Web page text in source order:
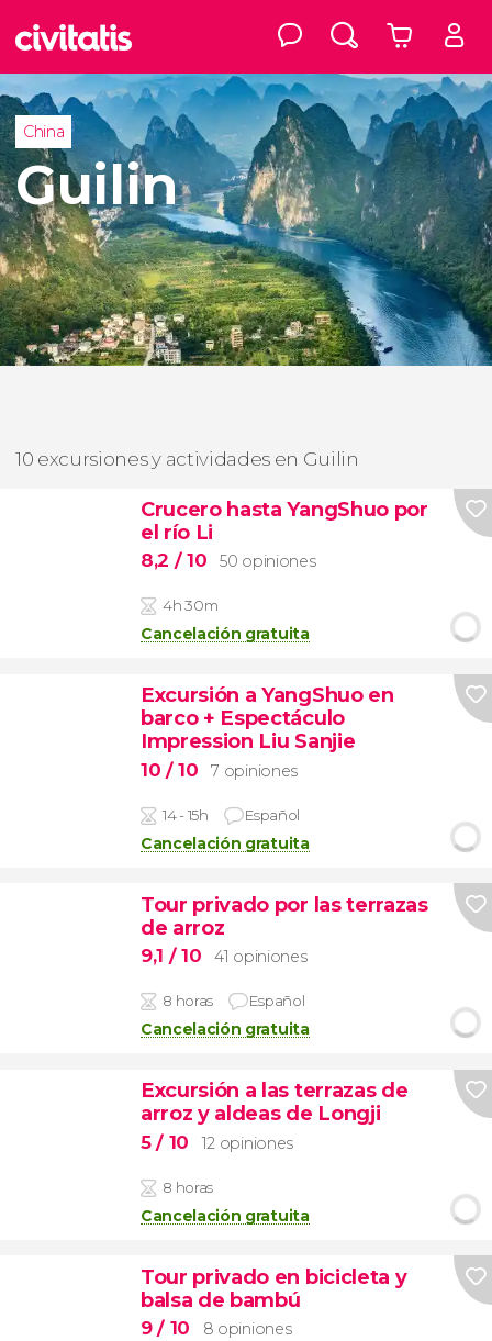
China
Guilin
10 excursiones y actividades en Guilin
Crucero hasta YangShuo por
el río Li
8,2 / 10 50 opiniones
4h 30m
Cancelación gratuita
Excursión a YangShuo en
barco + Espectáculo
Impression Liu Sanjie
10 / 10 7 opiniones
14 - 15h Español
Cancelación gratuita
Tour privado por las terrazas
de arroz
9,1 / 10 41 opiniones
8 horas Español
Cancelación gratuita
Excursión a las terrazas de
arroz y aldeas de Longji
5/ 10 12 opiniones
8 horas
Cancelación gratuita
Tour privado en bicicleta y
balsa de bambú
9/ 10 8 opiniones